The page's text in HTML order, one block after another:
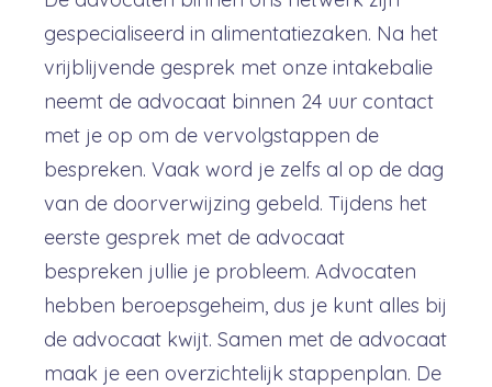
gespecialiseerd in alimentatiezaken. Na het
vrijblijvende gesprek met onze intakebalie
neemt de advocaat binnen 24 uur contact
met je op om de vervolgstappen de
bespreken. Vaak word je zelfs al op de dag
van de doorverwijzing gebeld. Tijdens het
eerste gesprek met de advocaat
bespreken jullie je probleem. Advocaten
hebben beroepsgeheim, dus je kunt alles bij
de advocaat kwijt. Samen met de advocaat
maak je een overzichtelijk stappenplan. De